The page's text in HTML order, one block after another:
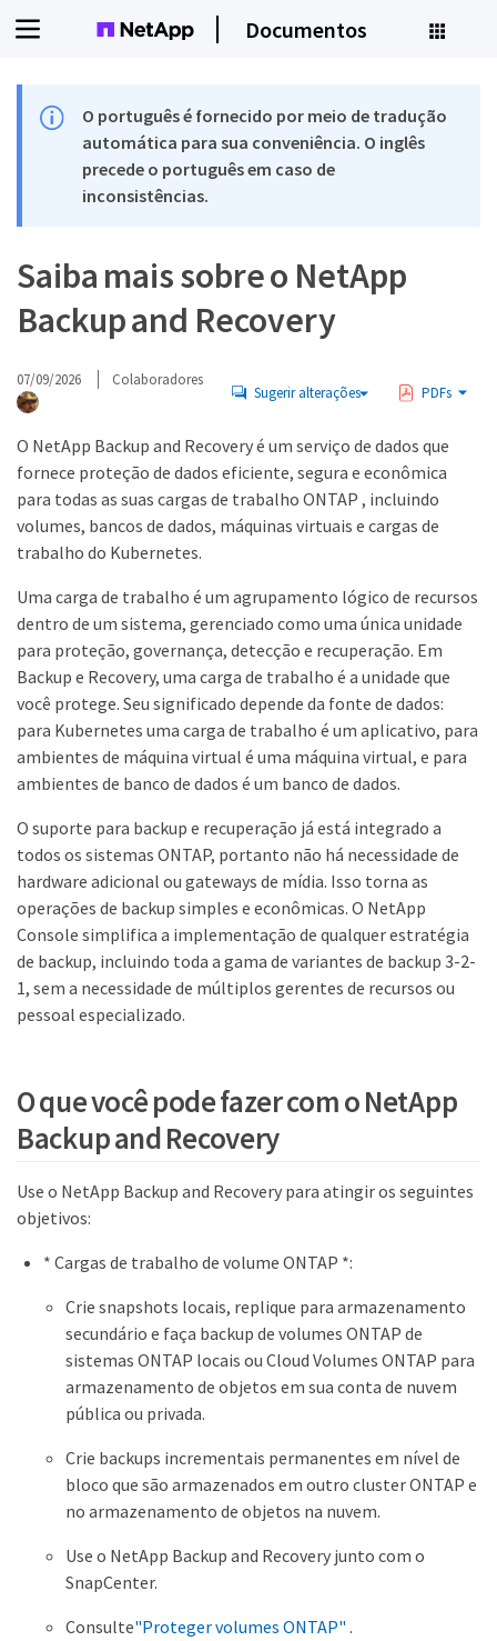
Documentos
O português é fornecido por meio de tradução
automática para sua conveniência. O inglês
precede o português em caso de
inconsistências.
Saiba mais sobre o NetApp
Backup and Recovery
07/09/2026 Colaboradores
Sugerir alterações PDFs
O NetApp Backup and Recovery é um serviço de dados que
fornece proteção de dados eficiente, segura e econômica
para todas as suas cargas de trabalho ONTAP , incluindo
volumes, bancos de dados, máquinas virtuais e cargas de
trabalho do Kubernetes.
Uma carga de trabalho é um agrupamento lógico de recursos
dentro de um sistema, gerenciado como uma única unidade
para proteção, governança, detecção e recuperação. Em
Backup e Recovery, uma carga de trabalho é a unidade que
você protege. Seu significado depende da fonte de dados:
para Kubernetes uma carga de trabalho é um aplicativo, para
ambientes de máquina virtual é uma máquina virtual, e para
ambientes de banco de dados é um banco de dados.
O suporte para backup e recuperação já está integrado a
todos os sistemas ONTAP, portanto não há necessidade de
hardware adicional ou gateways de mídia. Isso torna as
operações de backup simples e econômicas. O NetApp
Console simplifica a implementação de qualquer estratégia
de backup, incluindo toda a gama de variantes de backup 3-2-
1, sem a necessidade de múltiplos gerentes de recursos ou
pessoal especializado.
O que você pode fazer com o NetApp
Backup and Recovery
Use o NetApp Backup and Recovery para atingir os seguintes
objetivos:
* Cargas de trabalho de volume ONTAP *:
Crie snapshots locais, replique para armazenamento
secundário e faça backup de volumes ONTAP de
sistemas ONTAP locais ou Cloud Volumes ONTAP para
armazenamento de objetos em sua conta de nuvem
pública ou privada.
Crie backups incrementais permanentes em nível de
bloco que são armazenados em outro cluster ONTAP e
no armazenamento de objetos na nuvem.
Use o NetApp Backup and Recovery junto com o
SnapCenter.
Consulte"Proteger volumes ONTAP" .